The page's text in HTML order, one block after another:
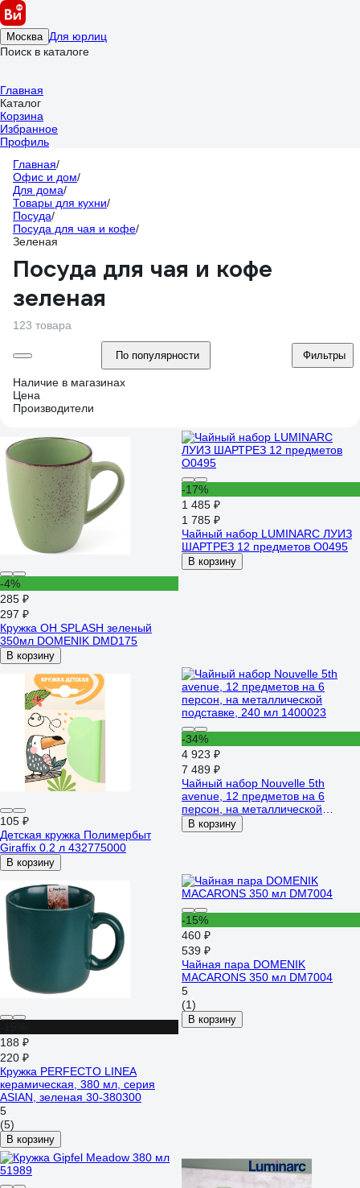
Москва Для юрлиц
Поиск в каталоге
Главная
Каталог
Корзина
Избранное
Профиль
Главная/
Офис и дом/
Для дома/
Товары для кухни/
Посуда/
Посуда для чая и кофе/
Зеленая
Посуда для чая и кофе
зеленая
123 товара
По популярности Фильтры
Наличие в магазинах
Цена
Производители
-4%
285 ₽
297 ₽
Кружка OH SPLASH зеленый
350мл DOMENIK DMD175
В корзину
-17%
1 485 ₽
1 785 ₽
Чайный набор LUMINARC ЛУИЗ
ШАРТРЕЗ 12 предметов O0495
В корзину
105 ₽
Детская кружка Полимербыт
Giraffix 0.2 л 432775000
В корзину
-34%
4 923 ₽
7 489 ₽
Чайный набор Nouvelle 5th
avenue, 12 предметов на 6
персон, на металлической
подставке, 240 мл 1400023
В корзину
188 ₽
220 ₽
Кружка PERFECTO LINEA
керамическая, 380 мл, серия
ASIAN, зеленая 30-380300
5
(5)
В корзину
-15%
460 ₽
539 ₽
Чайная пара DOMENIK
MACARONS 350 мл DM7004
5
(1)
В корзину